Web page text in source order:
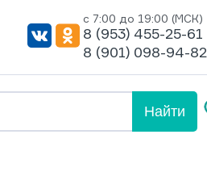
с 7:00 до 19:00 (МСК)
8 (953) 455-25-61
8 (901) 098-94-82
Найти